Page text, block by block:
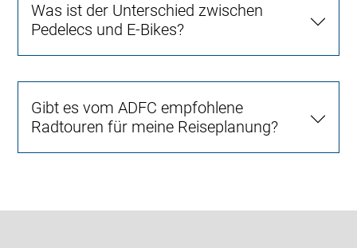
Was ist der Unterschied zwischen
Pedelecs und E-Bikes?
Gibt es vom ADFC empfohlene
Radtouren für meine Reiseplanung?